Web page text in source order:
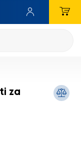
za